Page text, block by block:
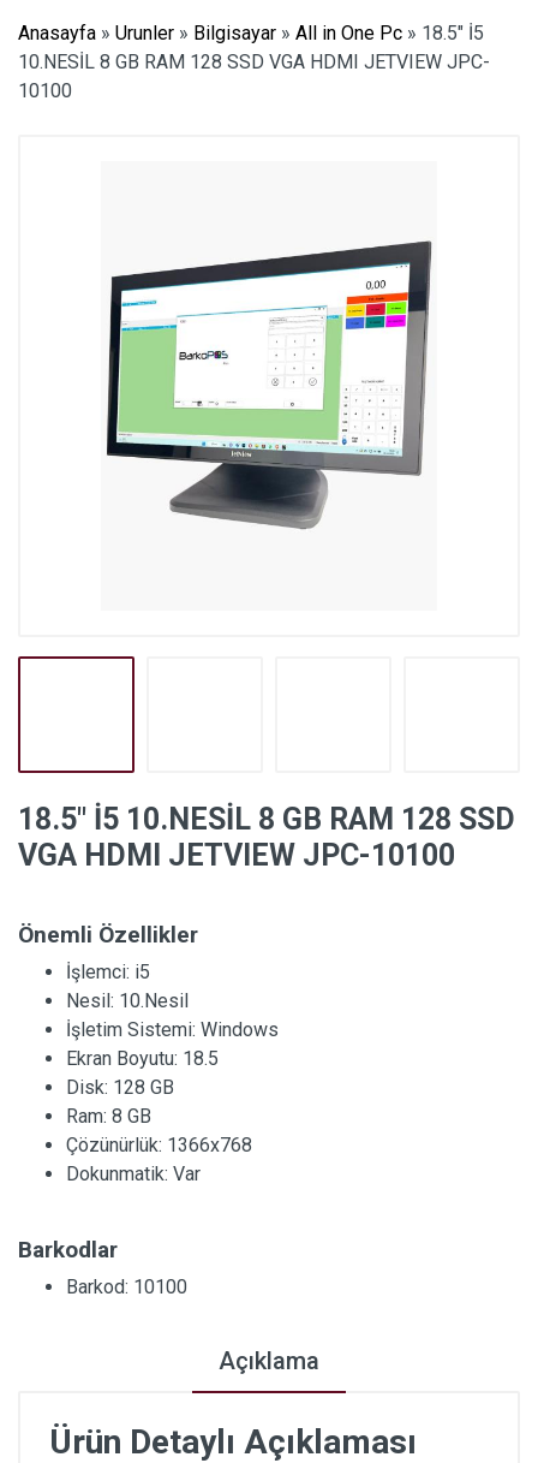
Anasayfa » Urunler » Bilgisayar » All in One Pc » 18.5″ İ5
10.NESİL 8 GB RAM 128 SSD VGA HDMI JETVIEW JPC-
10100
18.5″ İ5 10.NESİL 8 GB RAM 128 SSD
VGA HDMI JETVIEW JPC-10100
Önemli Özellikler
İşlemci: i5
Nesil: 10.Nesil
İşletim Sistemi: Windows
Ekran Boyutu: 18.5
Disk: 128 GB
Ram: 8 GB
Çözünürlük: 1366x768
Dokunmatik: Var
Barkodlar
Barkod: 10100
Açıklama
Ürün Detaylı Açıklaması